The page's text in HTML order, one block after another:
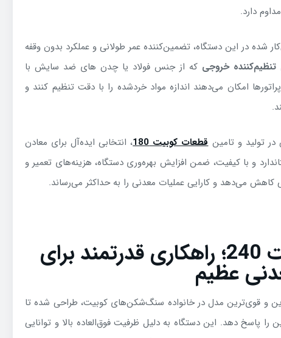
دارد.
شده در این دستگاه، تضمین‌کننده عمر طولانی و عملکرد بدون وقفه
تنظیم‌کننده خروجی که از جنس فولاد یا چدن های ضد سایش با
امکان می‌دهند اندازه مواد خردشده را با دقت تنظیم کنند و
.
در تولید و تامینقطعات کوبیت 180
، انتخابی ایده‌آل برای معادن
و با کیفیت، ضمن افزایش بهره‌وری دستگاه، هزینه‌های تعمیر و
کاهش می‌دهد و کارایی عملیات معدنی را به حداکثر می‌رساند.
قطعات کوبیت 240؛ راهکاری قدرتمند برای
عظیم
بزرگ‌ترین و قوی‌ترین مدل در خانواده سنگ‌شکن‌های کوبیت، طراحی شده تا
را پاسخ دهد. این دستگاه به دلیل ظرفیت فوق‌العاده بالا و توانایی